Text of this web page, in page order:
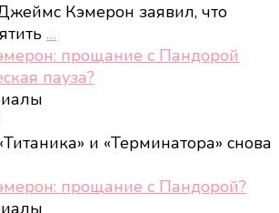
Кэмерон заявил, что
…
прощание с Пандорой
пауза?
и «Терминатора» снова
прощание с Пандорой?